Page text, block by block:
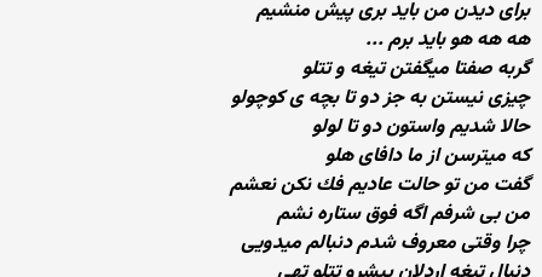
برای دیدن من باید بری پیش منشیم
هه هه هو باید برم ...
گربه صفتا میگفتن تیغه و تتلو
چیزی نیستن به جز دو تا بچه ی كوچولو
حالا شدیم واستون دو تا لولو
كه میترسن از ما دافای هلو
گفت من تو حالت عادیم فك نكن نعشم
من بی شرفم اگه فوق ستاره نشم
چرا وقتی معروف شدم دنبالم میدویی